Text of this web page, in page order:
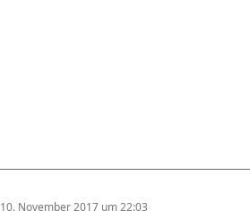
10. November 2017 um 22:03